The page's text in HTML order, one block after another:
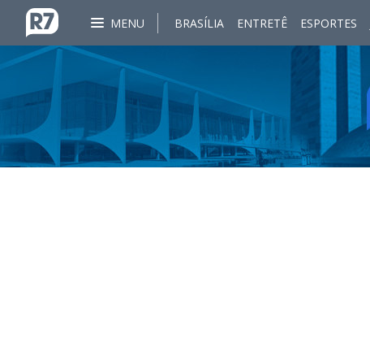
MENU BRASÍLIA ENTRETÊ ESPORTES